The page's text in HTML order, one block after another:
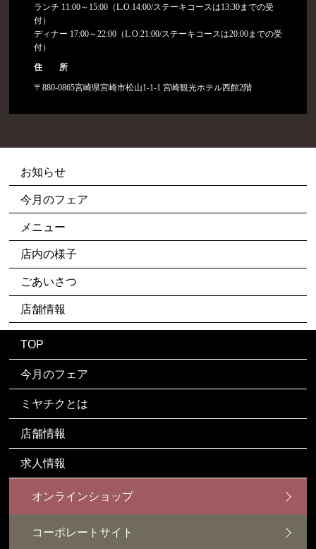
ランチ 11:00～15:00（L.O.14:00/ステーキコースは13:30までの受
付）
ディナー 17:00～22:00（L.O.21:00/ステーキコースは20:00までの受
付）
住 所
〒880-0865宮崎県宮崎市松山1-1-1 宮崎観光ホテル西館2階
お知らせ
今月のフェア
メニュー
店内の様子
ごあいさつ
店舗情報
TOP
今月のフェア
ミヤチクとは
店舗情報
求人情報
オンラインショップ
コーポレートサイト